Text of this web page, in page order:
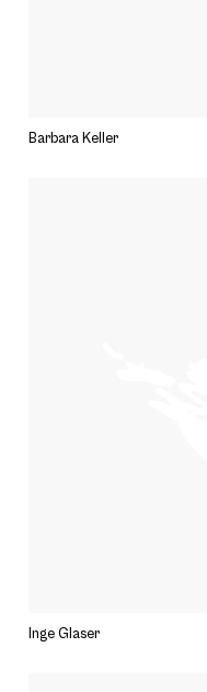
Barbara Keller
Inge Glaser